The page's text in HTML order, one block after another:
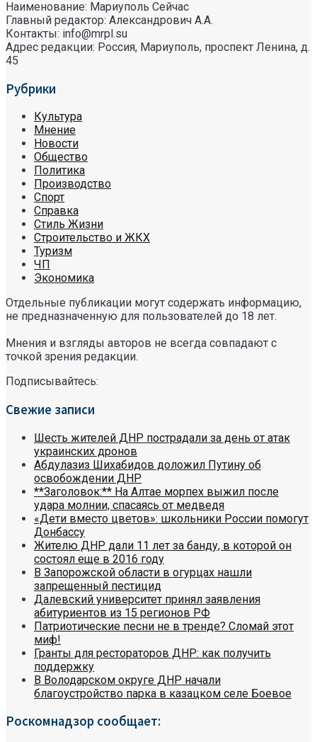
Наименование: Мариуполь Сейчас
Главный редактор: Александрович А.А.
Контакты: info@mrpl.su
Адрес редакции: Россия, Мариуполь, проспект Ленина, д.
45
Рубрики
Культура
Мнение
Новости
Общество
Политика
Производство
Спорт
Справка
Стиль Жизни
Строительство и ЖКХ
Туризм
ЧП
Экономика
Отдельные публикации могут содержать информацию,
не предназначенную для пользователей до 18 лет.
Мнения и взгляды авторов не всегда совпадают с
точкой зрения редакции.
Подписывайтесь:
Свежие записи
Шесть жителей ДНР пострадали за день от атак
украинских дронов
Абдулазиз Шихабидов доложил Путину об
освобождении ДНР
**Заголовок:** На Алтае морпех выжил после
удара молнии, спасаясь от медведя
«Дети вместо цветов»: школьники России помогут
Донбассу
Жителю ДНР дали 11 лет за банду, в которой он
состоял еще в 2016 году
В Запорожской области в огурцах нашли
запрещенный пестицид
Далевский университет принял заявления
абитуриентов из 15 регионов РФ
Патриотические песни не в тренде? Сломай этот
миф!
Гранты для рестораторов ДНР: как получить
поддержку
В Володарском округе ДНР начали
благоустройство парка в казацком селе Боевое
Роскомнадзор сообщает: